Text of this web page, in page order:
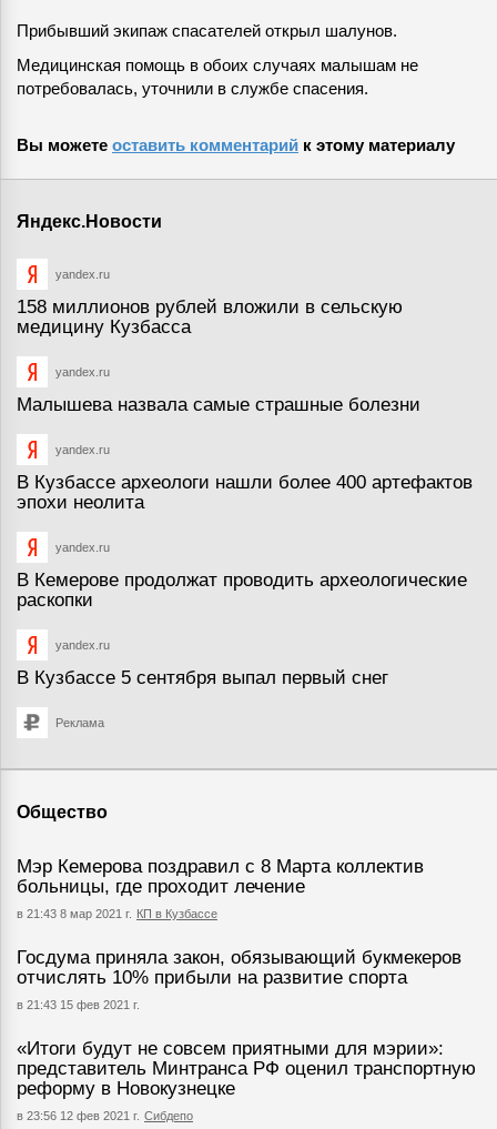
Прибывший экипаж спасателей открыл шалунов.
Медицинская помощь в обоих случаях малышам не
потребовалась, уточнили в службе спасения.
Вы можете оставить комментарий к этому материалу
Яндекс.Новости
yandex.ru
158 миллионов рублей вложили в сельскую
медицину Кузбасса
yandex.ru
Малышева назвала самые страшные болезни
yandex.ru
В Кузбассе археологи нашли более 400 артефактов
эпохи неолита
yandex.ru
В Кемерове продолжат проводить археологические
раскопки
yandex.ru
В Кузбассе 5 сентября выпал первый снег
Реклама
Общество
Мэр Кемерова поздравил с 8 Марта коллектив
больницы, где проходит лечение
в 21:43 8 мар 2021 г. КП в Кузбассе
Госдума приняла закон, обязывающий букмекеров
отчислять 10% прибыли на развитие спорта
в 21:43 15 фев 2021 г.
«Итоги будут не совсем приятными для мэрии»:
представитель Минтранса РФ оценил транспортную
реформу в Новокузнецке
в 23:56 12 фев 2021 г. Сибдепо